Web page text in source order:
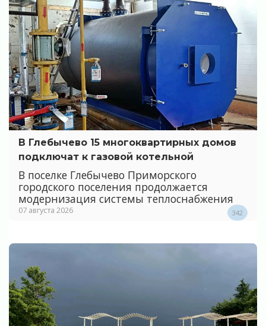
В Глебычево 15 многоквартирных домов
подключат к газовой котельной
В поселке Глебычево Приморского
городского поселения продолжается
модернизация системы теплоснабжения
07 августа 2026 342